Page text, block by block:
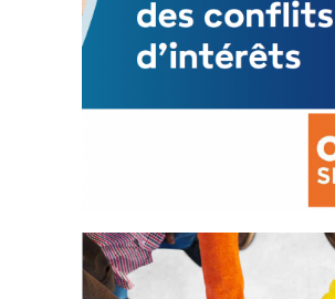
La prévention des conflits
d’intérêts
18 septembre 2023